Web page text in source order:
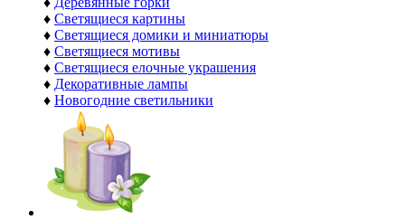
♦ Светящиеся картины
♦ Светящиеся домики и миниатюры
♦ Светящиеся мотивы
♦ Светящиеся елочные украшения
♦ Декоративные лампы
♦ Новогодние светильники